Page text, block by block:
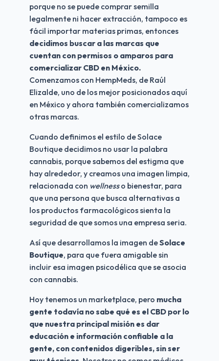
porque no se puede comprar semilla
legalmente ni hacer extracción, tampoco es
decidimos buscar a las marcas que
cuentan con permisos o amparos para
comercializar CBD en México.
Comenzamos con HempMeds, de Raúl
Elizalde, uno de los mejor posicionados aquí
en México y ahora también comercializamos
otras marcas.
Cuando definimos el estilo de Solace
Boutique decidimos no usar la palabra
cannabis, porque sabemos del estigma que
hay alrededor, y creamos una imagen limpia,
relacionada con wellness o bienestar, para
que una persona que busca alternativas a
los productos farmacológicos sienta la
seguridad de que somos una empresa seria.
Así que desarrollamos la imagen de Solace
Boutique, para que fuera amigable sin
incluir esa imagen psicodélica que se asocia
con cannabis.
Hoy tenemos un marketplace, pero mucha
gente todavía no sabe qué es el CBD por lo
que nuestra principal misión es dar
educación e información confiable a la
gente, con contenidos digeribles, sin ser